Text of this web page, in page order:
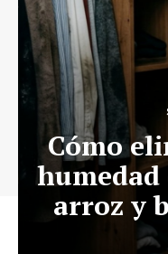
Cómo
arroz y